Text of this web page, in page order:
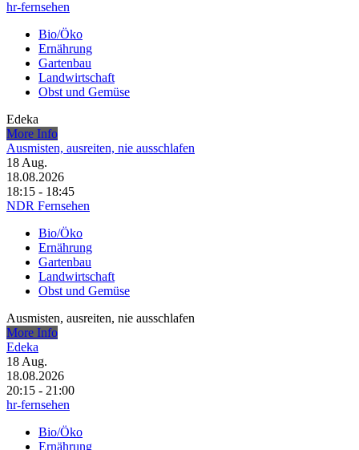
hr-fernsehen
Bio/Öko
Ernährung
Gartenbau
Landwirtschaft
Obst und Gemüse
Edeka
More Info
Ausmisten, ausreiten, nie ausschlafen
18 Aug.
18.08.2026
18:15 - 18:45
NDR Fernsehen
Bio/Öko
Ernährung
Gartenbau
Landwirtschaft
Obst und Gemüse
Ausmisten, ausreiten, nie ausschlafen
More Info
Edeka
18 Aug.
18.08.2026
20:15 - 21:00
hr-fernsehen
Bio/Öko
Ernährung